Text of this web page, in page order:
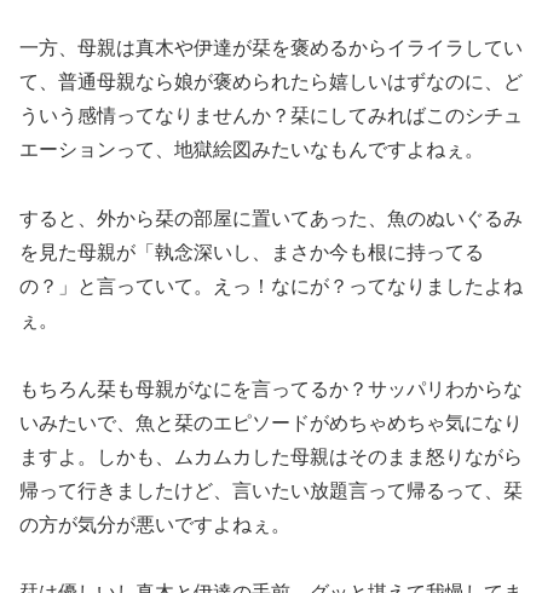
一方、母親は真木や伊達が栞を褒めるからイライラしてい
て、普通母親なら娘が褒められたら嬉しいはずなのに、ど
ういう感情ってなりませんか？栞にしてみればこのシチュ
エーションって、地獄絵図みたいなもんですよねぇ。
すると、外から栞の部屋に置いてあった、魚のぬいぐるみ
を見た母親が「執念深いし、まさか今も根に持ってる
の？」と言っていて。えっ！なにが？ってなりましたよね
ぇ。
もちろん栞も母親がなにを言ってるか？サッパリわからな
いみたいで、魚と栞のエピソードがめちゃめちゃ気になり
ますよ。しかも、ムカムカした母親はそのまま怒りながら
帰って行きましたけど、言いたい放題言って帰るって、栞
の方が気分が悪いですよねぇ。